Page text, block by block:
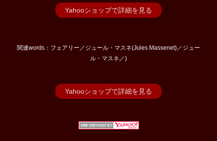
Yahooショップで詳細を見る
関連words：フェアリー／ジュール・マスネ(Jules Massenet)／ジュー
ル・マスネ／)
Yahooショップで詳細を見る